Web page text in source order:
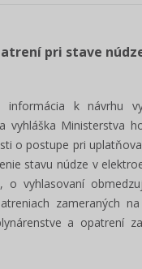
pri stave
k návrhu
Ministerstva
o postupe pri
stavu núdze v
vyhlasovaní
zameraných
a opatrení